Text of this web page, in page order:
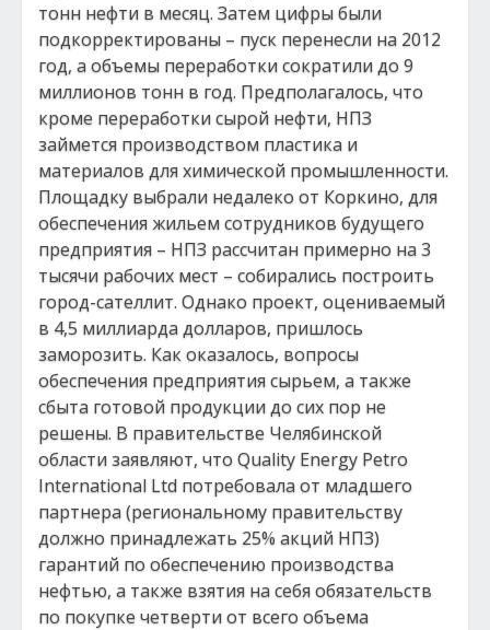
тонн нефти в месяц. Затем цифры были
подкорректированы – пуск перенесли на 2012
год, а объемы переработки сократили до 9
миллионов тонн в год. Предполагалось, что
кроме переработки сырой нефти, НПЗ
займется производством пластика и
материалов для химической промышленности.
Площадку выбрали недалеко от Коркино, для
обеспечения жильем сотрудников будущего
предприятия – НПЗ рассчитан примерно на 3
тысячи рабочих мест – собирались построить
город-сателлит. Однако проект, оцениваемый
в 4,5 миллиарда долларов, пришлось
заморозить. Как оказалось, вопросы
обеспечения предприятия сырьем, а также
сбыта готовой продукции до сих пор не
решены. В правительстве Челябинской
области заявляют, что Quality Energy Petro
International Ltd потребовала от младшего
партнера (региональному правительству
должно принадлежать 25% акций НПЗ)
гарантий по обеспечению производства
нефтью, а также взятия на себя обязательств
по покупке четверти от всего объема